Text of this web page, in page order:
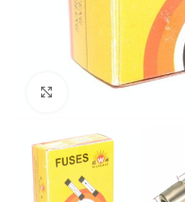
Mărește imaginea